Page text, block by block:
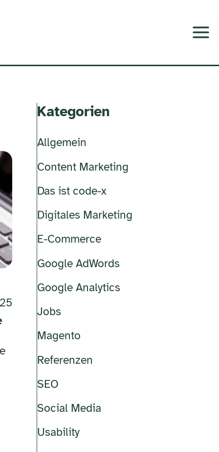
Kategorien
Allgemein
Content Marketing
Das ist code-x
Digitales Marketing
E-Commerce
Google AdWords
Google Analytics
Jobs
Magento
Referenzen
SEO
Social Media
Usability